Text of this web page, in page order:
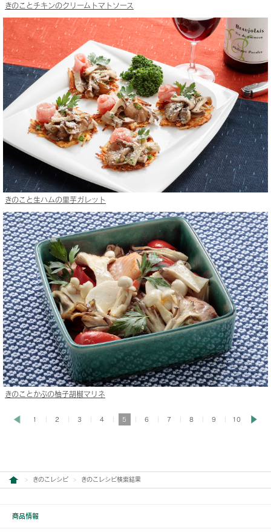
きのことチキンのクリームトマトソース
きのこと生ハムの里芋ガレット
きのことかぶの柚子胡椒マリネ
1 2 3 4 5 6 7 8 9 10
きのこレシピ きのこレシピ検索結果
商品情報